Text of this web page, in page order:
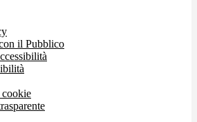
il Pubblico
cookie